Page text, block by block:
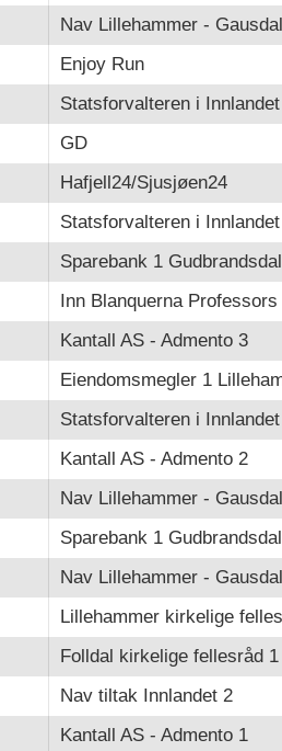
Nav Lillehammer -
Enjoy Run
Statsforvalteren i Innlandet
GD
Hafjell24/Sjusjøen24
Statsforvalteren i Innlandet
Sparebank 1
Inn Blanquerna Professors
Kantall AS - Admento 3
Eiendomsmegler 1
Statsforvalteren i Innlandet
Kantall AS - Admento 2
Nav Lillehammer -
Sparebank 1
Nav Lillehammer -
Lillehammer kirkelige
Folldal kirkelige fellesråd 1
Nav tiltak Innlandet 2
Kantall AS - Admento 1